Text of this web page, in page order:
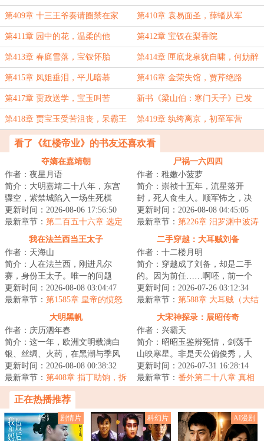
傻
第409章 十三王爷奏请圈禁在家 第410章 袁易面圣，薛蟠从军
第411章 园中的花，温柔的他 第412章 宝钗在梨香院
第413章 春庭雪落，宝钗怀胎 第414章 匣底龙泉犹自啸，何妨醉
罢且高吟
第415章 凤姐垂泪，平儿暗慕 第416章 金荣失馆，贾芹绝路
第417章 贾政送学，宝玉叫苦 新书《梁山伯：寒门天子》已发
第418章 贾宝玉受苦沮丧，呆霸王
别母从军
第419章 纨绔离京，初至军营
看了《红楼帝业》的书友还喜欢看
夺嫡在嘉靖朝
作者：夜星月语
简介：大明嘉靖二十八年，东宫
骤空，紫禁城陷入一场生死棋
局，牵扯着无数人的生死荣辱。
一边是裕王朱载坖...
更新时间：2026-08-06 17:56:50
最新章节： 第二百五十六章 选定
尸祸一六四四
作者：稚嫩小菠萝
简介：崇祯十五年，流星落开
封，死人食生人。顺军怖之，决
马家口灌开封，而祸水横流。两
年后，岁的初二学...
更新时间：2026-08-08 04:45:05
最新章节： 第226章 汨罗渊中波涛
我在法兰西当王太子
作者：天海山
简介：人在法兰西，刚进凡尔
赛，身份王太子。唯一的问题
是，现任国王是路易十六，两年
后就会被咔嚓……既...
更新时间：2026-08-08 03:04:47
最新章节： 第1585章 皇帝的愤怒
二手穿越：大耳贼刘备
作者：十二楼月明
简介：穿越成了刘备，却是二手
的。因为前任……啊呸，前一个
穿越者也是穿越到刘备身上。前
任嗝屁了，我接...
更新时间：2026-07-26 03:12:34
最新章节： 第588章 大耳贼（大结
大明黑帆
作者：庆历泗年春
简介：这一年，欧洲文明载满白
银、丝绸、火药，在黑潮与季风
间激情碰撞。这一年，经历萨尔
浒惨败的大明，...
更新时间：2026-08-08 00:38:32
最新章节： 第408章 捐丁助饷，拆
被缝衣
大宋神探录：展昭传奇
作者：兴霸天
简介：昭昭玉鉴辨冤情，剑荡千
山映寒星。非是天公偏俊秀，人
间必要此光明。展昭的神探之
路，自大相国寺开...
更新时间：2026-07-31 16:28:14
最新章节： 番外第二十八章 真相
正在热播推荐
剧情片 科幻片 AI漫剧